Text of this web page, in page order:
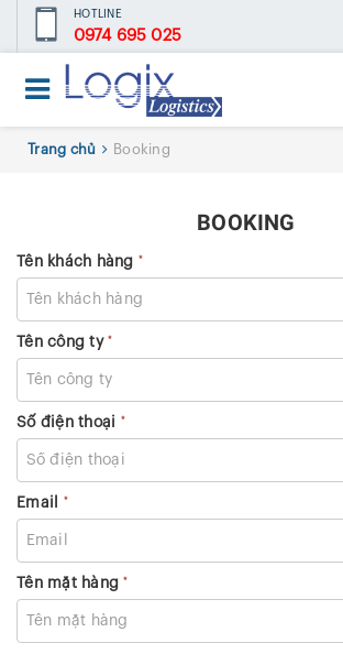
HOTLINE
0974 695 025
Trang chủ Booking
BOOKING
Tên khách hàng *
Tên công ty *
Số điện thoại *
Email *
Tên mặt hàng*